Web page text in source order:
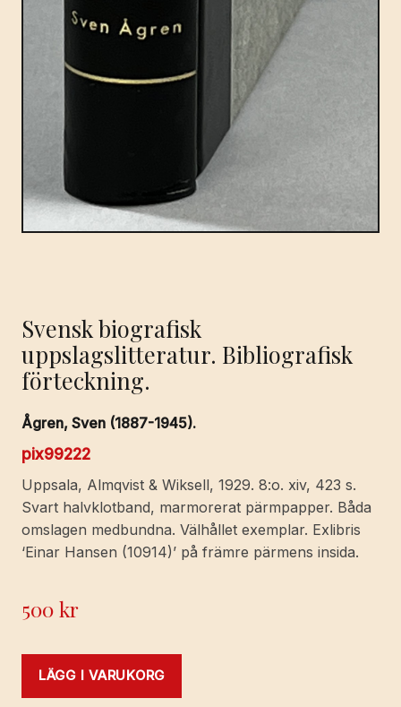
Svensk biografisk
uppslagslitteratur. Bibliografisk
förteckning.
Ågren, Sven (1887-1945).
pix99222
Uppsala, Almqvist & Wiksell, 1929. 8:o. xiv, 423 s.
Svart halvklotband, marmorerat pärmpapper. Båda
omslagen medbundna. Välhållet exemplar. Exlibris
‘Einar Hansen (10914)’ på främre pärmens insida.
500kr
LÄGG I VARUKORG